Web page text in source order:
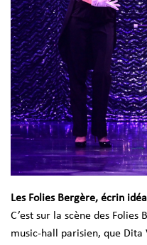
Les Folies Bergère, écrin
C’est sur la scène des
music-hall parisien, que Dita